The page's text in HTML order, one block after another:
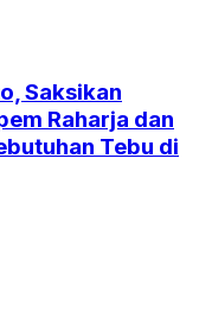
Saksikan
Raharja dan
Tebu di